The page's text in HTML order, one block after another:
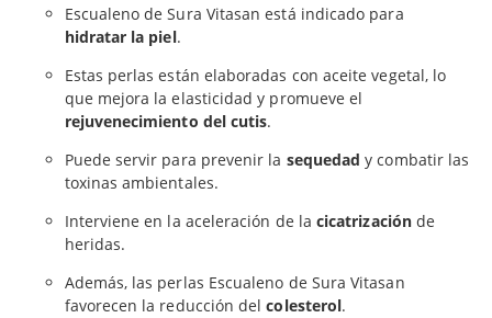
Escualeno de Sura Vitasan está indicado para
hidratar la piel.
Estas perlas están elaboradas con aceite vegetal, lo
que mejora la elasticidad y promueve el
rejuvenecimiento del cutis.
Puede servir para prevenir la sequedad y combatir las
toxinas ambientales.
Interviene en la aceleración de la cicatrizaciónde
heridas.
Además, las perlas Escualeno de Sura Vitasan
favorecen la reducción delcolesterol.